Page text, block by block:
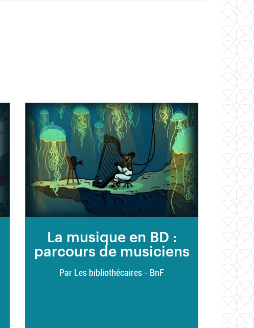
La musique en BD :
parcours de musiciens
Par Les bibliothécaires - BnF